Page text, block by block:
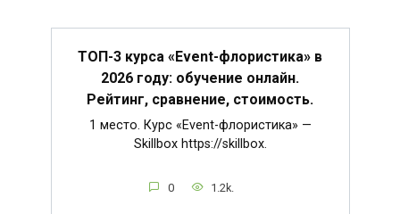
ТОП-3 курса «Event-флористика» в
2026 году: обучение онлайн.
Рейтинг, сравнение, стоимость.
1 место. Курс «Event-флористика» —
Skillbox https://skillbox.
0 1.2k.